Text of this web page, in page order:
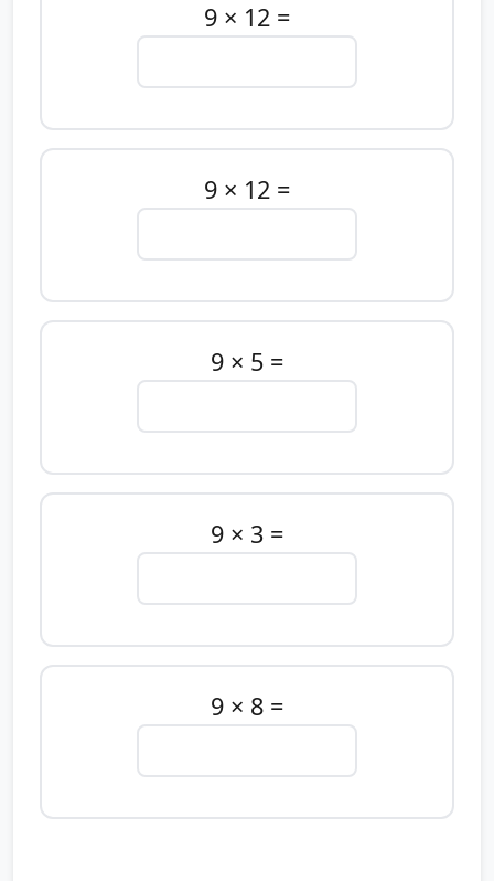
9 × 12 =
9 × 12 =
9 × 5 =
9 × 3 =
9 × 8 =